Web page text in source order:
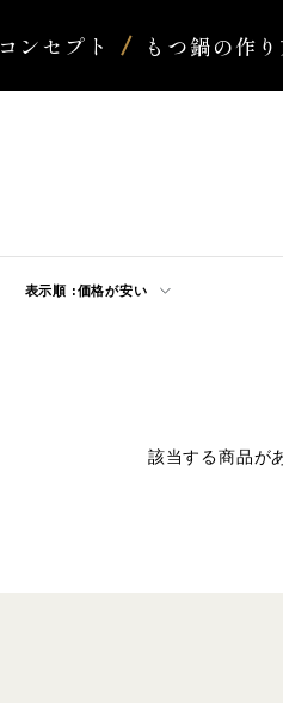
コンセプト もつ鍋の作り
表示順 :価格が安い
該当する商品が